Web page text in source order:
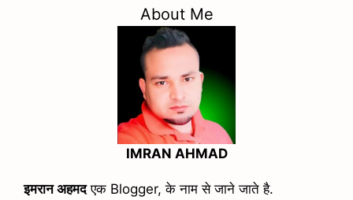
About Me
IMRAN AHMAD
इमरान अहमदएक Blogger, के नाम से जाने जाते है.